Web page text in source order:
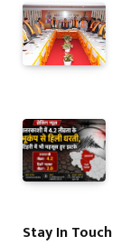
Stay In Touch